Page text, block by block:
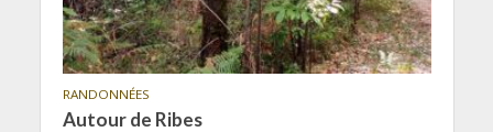
RANDONNÉES
Autour de Ribes